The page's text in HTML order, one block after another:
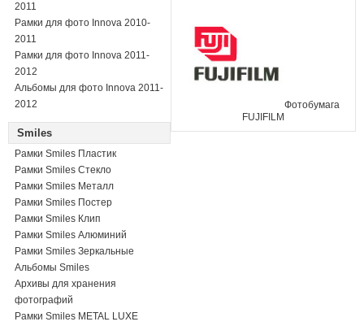
2011
Рамки для фото Innova 2010-
2011
Рамки для фото Innova 2011-
2012
Альбомы для фото Innova 2011-
2012
Smiles
Рамки Smiles Пластик
Рамки Smiles Стекло
Рамки Smiles Металл
Рамки Smiles Постер
Рамки Smiles Клип
Рамки Smiles Алюминий
Рамки Smiles Зеркальные
Альбомы Smiles
Архивы для хранения
фотографий
Рамки Smiles METAL LUXE
Фотобумага
FUJIFILM